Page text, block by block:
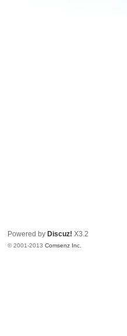
Powered by Discuz! X3.2
© 2001-2013Comsenz Inc.